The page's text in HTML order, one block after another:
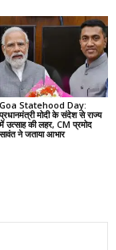
Goa Statehood Day:
मोदी के संदेश से राज्य
उत्साह की लहर, CM प्रमोद
ने जताया आभार